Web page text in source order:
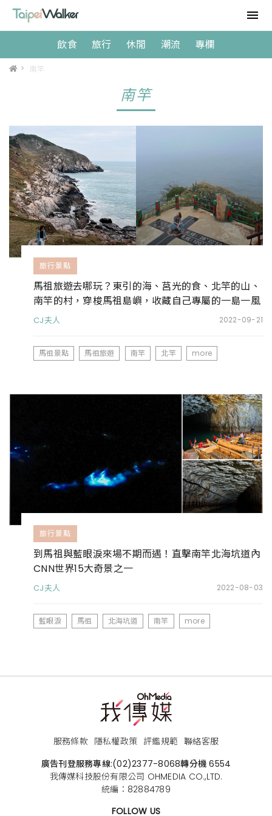
飲食 旅行 休閒 潮流 專欄
> 南竿
南竿
旅行景點
馬祖旅遊去哪玩？東引的海、莒光的食、北竿的山、
南竿的村，穿梭馬祖島嶼，收藏自己專屬的一島一風
光
CJ夫人 2022-09-21
馬祖景點 馬祖旅遊 南竿 北竿 more
旅行景點
到馬祖與藍眼淚來場不期而遇！直擊南竿北海坑道內
CNN世界15大奇景之一
CJ夫人 2022-08-03
藍眼淚 馬祖 北海坑道 南竿 more
服務條款 隱私權政策 評鑑規範 聯絡客服
廣告刊登服務專線:(02)2377-8068轉分機 6554
我傳媒科技股份有限公司 OHMEDIA CO.,LTD.
統編：82884789
FOLLOW US